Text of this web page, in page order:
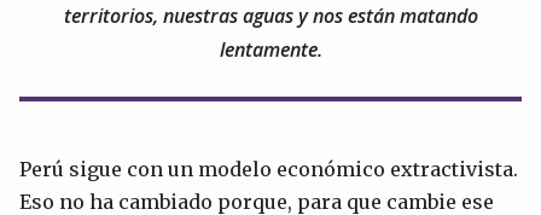
territorios, nuestras aguas y nos están matando
lentamente.
Perú sigue con un modelo económico extractivista.
Eso no ha cambiado porque, para que cambie ese